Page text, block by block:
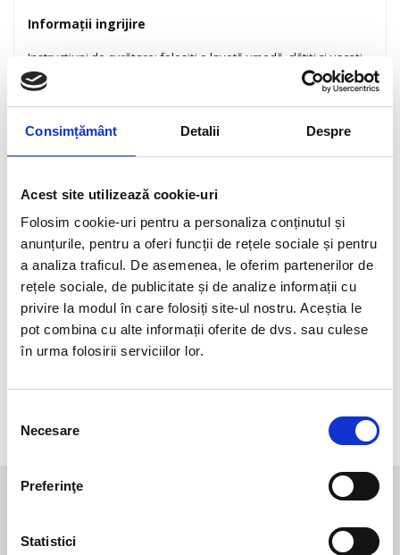
Consimțământ Detalii Despre
Acest site utilizează cookie-uri
Folosim cookie-uri pentru a personaliza conținutul și
anunțurile, pentru a oferi funcții de rețele sociale și pentru
a analiza traficul. De asemenea, le oferim partenerilor de
rețele sociale, de publicitate și de analize informații cu
privire la modul în care folosiți site-ul nostru. Aceștia le
pot combina cu alte informații oferite de dvs. sau culese
în urma folosirii serviciilor lor.
consimțământului
Necesare
Preferinţe
Statistici
Informații ingrijire
Instrucțiuni de curățare: folosiți o lavetă umedă, clătiți și uscați
bine benzile înainte de a o depozita într-un loc uscat
INFORMAȚII SUPLIMENTARE
Culoare
Black
Tip produs
Termoscud
Brand
TUCANO URBANO
Fabricat in
China